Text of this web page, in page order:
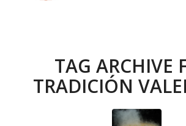
TAG ARCHIVE
TRADICIÓN